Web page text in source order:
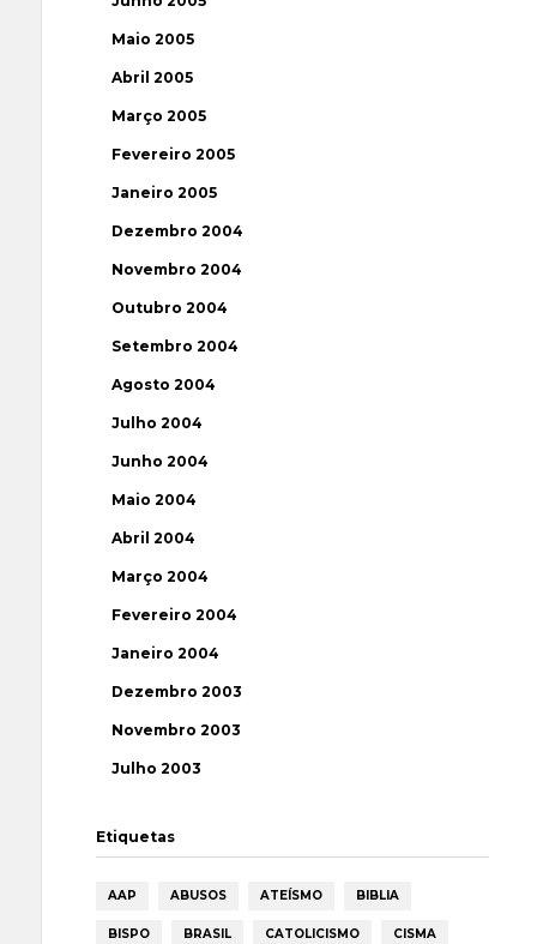
Maio 2005
Abril 2005
Março 2005
Fevereiro 2005
Janeiro 2005
Dezembro 2004
Novembro 2004
Outubro 2004
Setembro 2004
Agosto 2004
Julho 2004
Junho 2004
Maio 2004
Abril 2004
Março 2004
Fevereiro 2004
Janeiro 2004
Dezembro 2003
Novembro 2003
Julho 2003
Etiquetas
AAP ABUSOS ATEÍSMO BIBLIA
BISPO BRASIL CATOLICISMO CISMA